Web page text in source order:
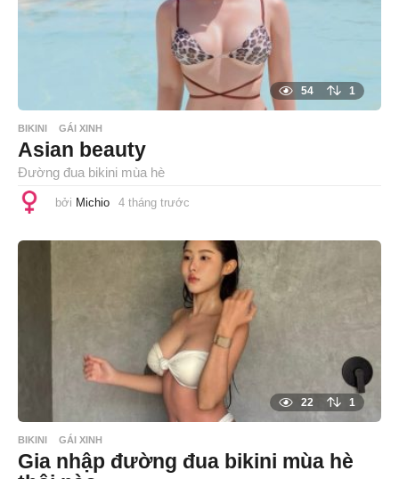
54 1
BIKINI GÁI XINH
Asian beauty
Đường đua bikini mùa hè
bởi Michio 4 tháng trước
á
n
g
t
r
ư
ớ
22 1
BIKINI GÁI XINH
Gia nhập đường đua bikini mùa hè